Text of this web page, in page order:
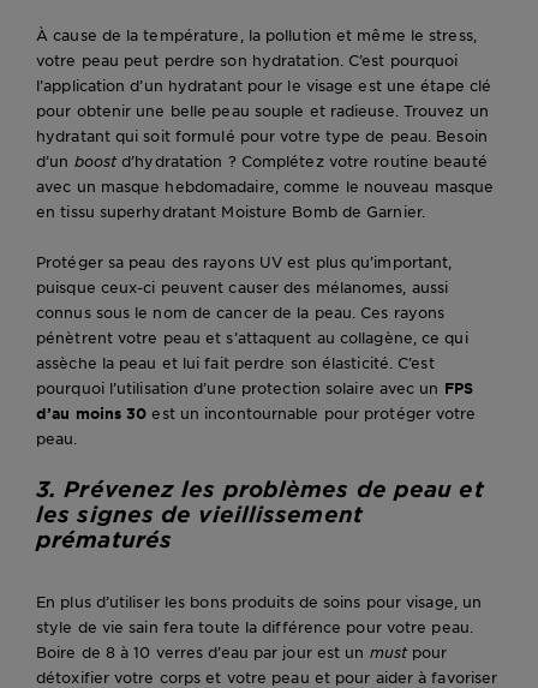
À cause de la température, la pollution et même le stress,
votre peau peut perdre son hydratation. C’est pourquoi
l’application d’un hydratant pour le visage est une étape clé
pour obtenir une belle peau souple et radieuse. Trouvez un
hydratant qui soit formulé pour votre type de peau. Besoin
d’un boostd’hydratation ? Complétez votre routine beauté
avec un masque hebdomadaire, comme le nouveau masque
en tissu superhydratant Moisture Bomb de Garnier.
Protéger sa peau des rayons UV est plus qu’important,
puisque ceux-ci peuvent causer des mélanomes, aussi
connus sous le nom de cancer de la peau. Ces rayons
pénètrent votre peau et s’attaquent au collagène, ce qui
assèche la peau et lui fait perdre son élasticité. C’est
pourquoi l’utilisation d’une protection solaire avec un FPS
d’au moins 30 est un incontournable pour protéger votre
peau.
3. Prévenez les problèmes de peau et
les signes de vieillissement
prématurés
En plus d’utiliser les bons produits de soins pour visage, un
style de vie sain fera toute la différence pour votre peau.
Boire de 8 à 10 verres d’eau par jour est un mustpour
détoxifier votre corps et votre peau et pour aider à favoriser